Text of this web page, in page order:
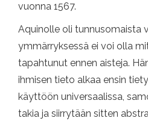
vuonna 1567.
Aquinolle oli tunnusomaista
ymmärryksessä ei voi olla
tapahtunut ennen aisteja.
ihmisen tieto alkaa ensin
käyttöön universaalissa,
takia ja siirrytään sitten